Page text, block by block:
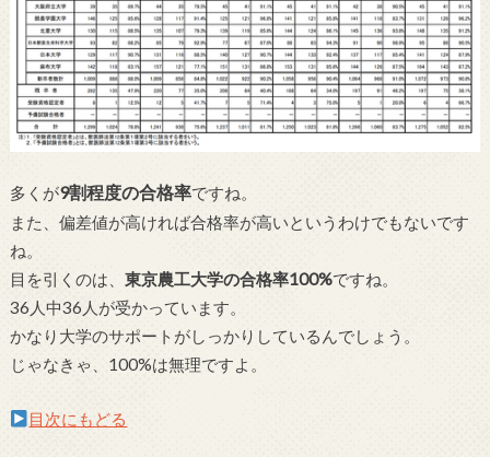
多くが9割程度の合格率ですね。
また、偏差値が高ければ合格率が高いというわけでもないです
ね。
目を引くのは、 東京農工大学の合格率100%ですね。
36人中36人が受かっています。
かなり大学のサポートがしっかりしているんでしょう。
じゃなきゃ、100%は無理ですよ。
目次にもどる